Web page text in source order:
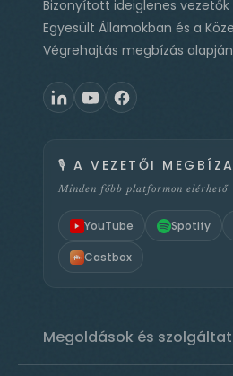
Bizonyított ideiglenes
Egyesült Államokban és a
Végrehajtás megbízás
🎙️ A VEZETŐI
Minden főbb platformon elérhető
YouTube Spotify
Castbox
Megoldások és